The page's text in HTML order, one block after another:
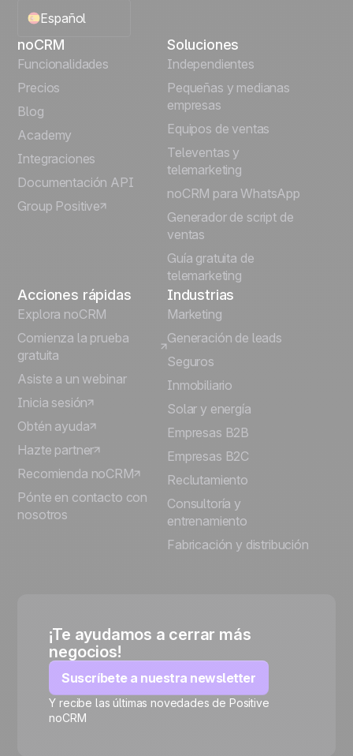
Español
English
Português
Italiano
Deutsch
noCRM
Funcionalidades
Precios
Blog
Academy
Integraciones
Documentación API
Group Positive
Soluciones
Independientes
Pequeñas y medianas
empresas
Equipos de ventas
Televentas y
telemarketing
noCRM para WhatsApp
Generador de script de
ventas
Guía gratuita de
telemarketing
Acciones rápidas
Explora noCRM
Comienza la prueba
gratuita
Asiste a un webinar
Inicia sesión
Obtén ayuda
Hazte partner
Recomienda noCRM
Pónte en contacto con
nosotros
Industrias
Marketing
Generación de leads
Seguros
Inmobiliario
Solar y energía
Empresas B2B
Empresas B2C
Reclutamiento
Consultoría y
entrenamiento
Fabricación y distribución
¡Te ayudamos a cerrar más
negocios!
Suscríbete a nuestra newsletter
Y recibe las últimas novedades de Positive
noCRM